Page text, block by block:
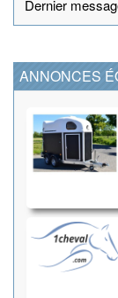
Dernier
ANNONCES